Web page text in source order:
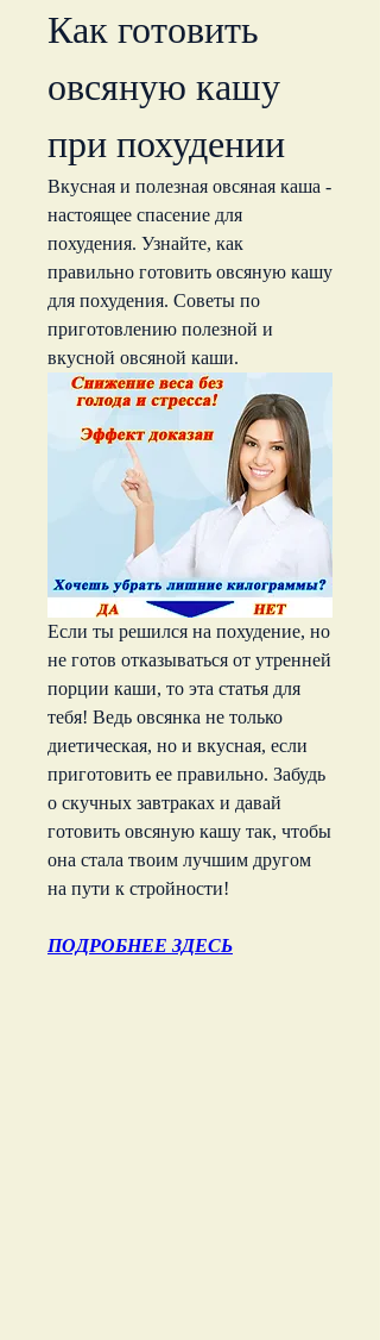
Как готовить
овсяную кашу
при похудении
Вкусная и полезная овсяная каша -
настоящее спасение для
похудения. Узнайте, как
правильно готовить овсяную кашу
для похудения. Советы по
приготовлению полезной и
вкусной овсяной каши.
Если ты решился на похудение, но
не готов отказываться от утренней
порции каши, то эта статья для
тебя! Ведь овсянка не только
диетическая, но и вкусная, если
приготовить ее правильно. Забудь
о скучных завтраках и давай
готовить овсяную кашу так, чтобы
она стала твоим лучшим другом
на пути к стройности!
ПОДРОБНЕЕ ЗДЕСЬ